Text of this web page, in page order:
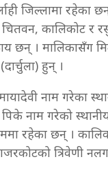
जिल्लामा रहेका
कालिकोट र
छन् । मालिकासँग
हुन् ।
नाम गरेका
नाम गरेको
रहेका छन् ।
त्रिवेणी